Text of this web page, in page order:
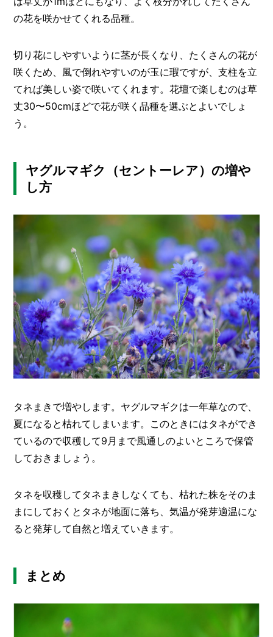
の花を咲かせてくれる品種。
切り花にしやすいように茎が長くなり、たくさんの花が
咲くため、風で倒れやすいのが玉に瑕ですが、支柱を立
てれば美しい姿で咲いてくれます。花壇で楽しむのは草
丈30〜50cmほどで花が咲く品種を選ぶとよいでしょ
う。
ヤグルマギク（セントーレア）の増や
し方
タネまきで増やします。ヤグルマギクは一年草なので、
夏になると枯れてしまいます。このときにはタネができ
ているので収穫して9月まで風通しのよいところで保管
しておきましょう。
タネを収穫してタネまきしなくても、枯れた株をそのま
まにしておくとタネが地面に落ち、気温が発芽適温にな
ると発芽して自然と増えていきます。
まとめ